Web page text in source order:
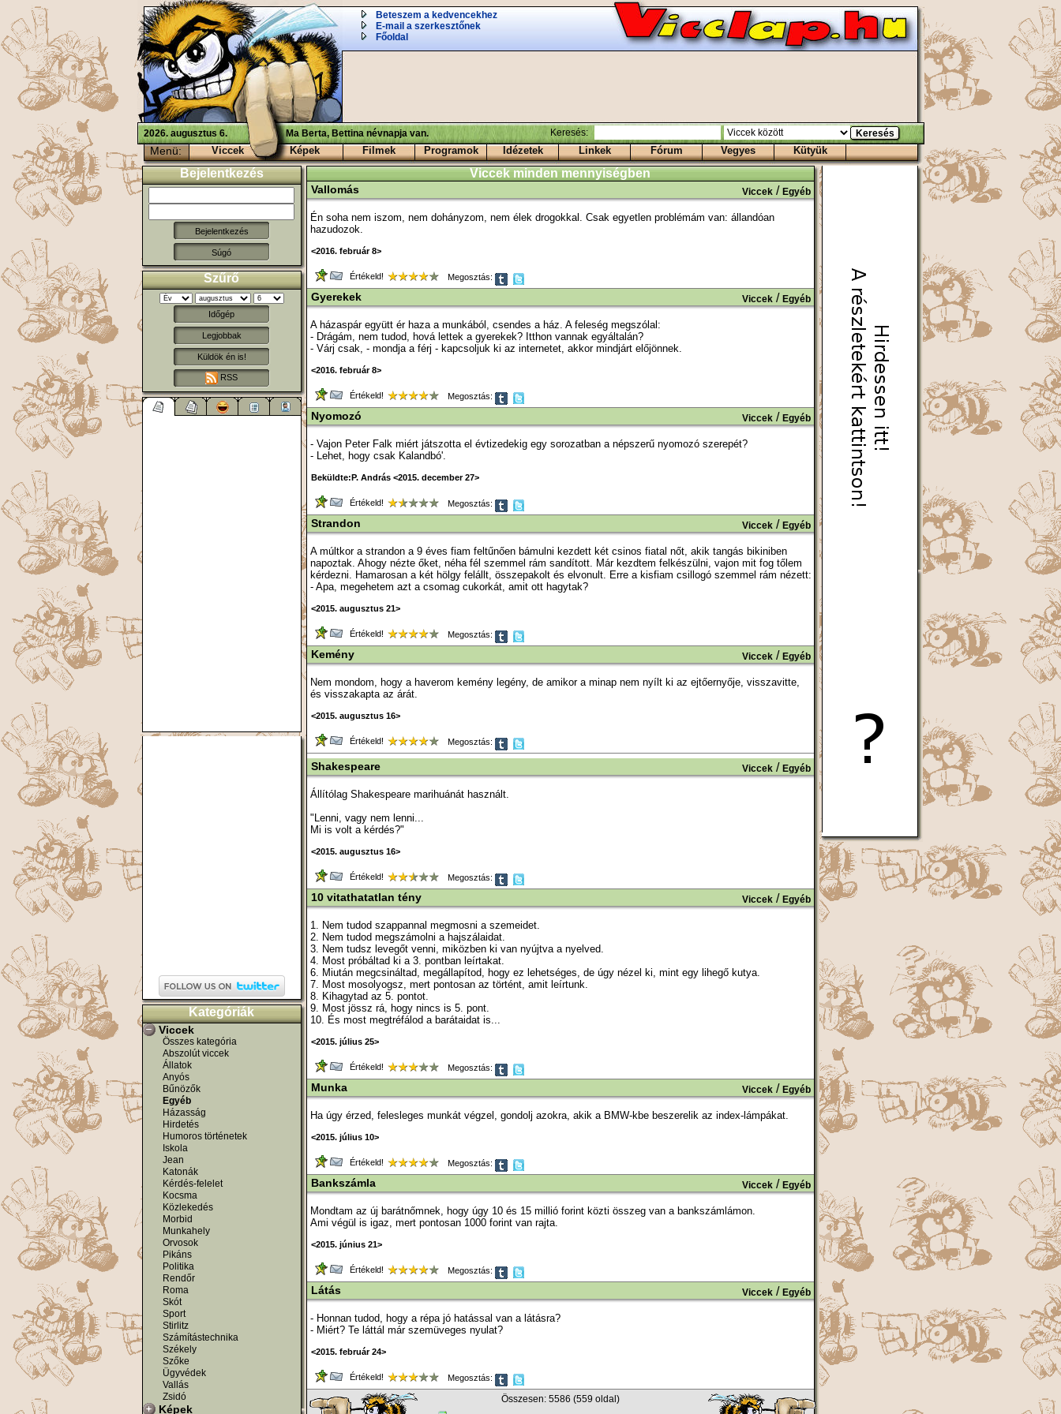
Beteszem a kedvencekhez
E-mail a szerkesztőnek
Főoldal
2026. augusztus 6. Ma Berta, Bettina névnapja van. Keresés:
Menü: Viccek Képek Filmek Programok Idézetek Linkek Fórum Vegyes Kütyük
Bejelentkezés
Súgó
Szűrő
Időgép
Legjobbak
Küldök én is!
RSS
Kategóriák
Viccek
Összes kategória
Abszolút viccek
Állatok
Anyós
Bűnözők
Egyéb
Házasság
Hirdetés
Humoros történetek
Iskola
Jean
Katonák
Kérdés-felelet
Kocsma
Közlekedés
Morbid
Munkahely
Orvosok
Pikáns
Politika
Rendőr
Roma
Skót
Sport
Stirlitz
Számítástechnika
Székely
Szőke
Ügyvédek
Vallás
Zsidó
Képek
Viccek minden mennyiségben
Vallomás Viccek/ Egyéb
Én soha nem iszom, nem dohányzom, nem élek drogokkal. Csak egyetlen problémám van: állandóan
hazudozok.
<2016. február 8>
Értékeld! Megosztás:
Gyerekek Viccek/ Egyéb
A házaspár együtt ér haza a munkából, csendes a ház. A feleség megszólal:
- Drágám, nem tudod, hová lettek a gyerekek? Itthon vannak egyáltalán?
- Várj csak, - mondja a férj - kapcsoljuk ki az internetet, akkor mindjárt előjönnek.
<2016. február 8>
Értékeld! Megosztás:
Nyomozó Viccek/ Egyéb
- Vajon Peter Falk miért játszotta el évtizedekig egy sorozatban a népszerű nyomozó szerepét?
- Lehet, hogy csak Kalandbó'.
Beküldte:P. András <2015. december 27>
Értékeld! Megosztás:
Strandon Viccek/ Egyéb
A múltkor a strandon a 9 éves fiam feltűnően bámulni kezdett két csinos fiatal nőt, akik tangás bikiniben
napoztak. Ahogy nézte őket, néha fél szemmel rám sandított. Már kezdtem felkészülni, vajon mit fog tőlem
kérdezni. Hamarosan a két hölgy felállt, összepakolt és elvonult. Erre a kisfiam csillogó szemmel rám nézett:
- Apa, megehetem azt a csomag cukorkát, amit ott hagytak?
<2015. augusztus 21>
Értékeld! Megosztás:
Kemény Viccek/ Egyéb
Nem mondom, hogy a haverom kemény legény, de amikor a minap nem nyílt ki az ejtőernyője, visszavitte,
és visszakapta az árát.
<2015. augusztus 16>
Értékeld! Megosztás:
Shakespeare Viccek/ Egyéb
Állítólag Shakespeare marihuánát használt.
"Lenni, vagy nem lenni...
Mi is volt a kérdés?"
<2015. augusztus 16>
Értékeld! Megosztás:
10 vitathatatlan tény Viccek/ Egyéb
1. Nem tudod szappannal megmosni a szemeidet.
2. Nem tudod megszámolni a hajszálaidat.
3. Nem tudsz levegőt venni, miközben ki van nyújtva a nyelved.
4. Most próbáltad ki a 3. pontban leírtakat.
6. Miután megcsináltad, megállapítod, hogy ez lehetséges, de úgy nézel ki, mint egy lihegő kutya.
7. Most mosolyogsz, mert pontosan az történt, amit leírtunk.
8. Kihagytad az 5. pontot.
9. Most jössz rá, hogy nincs is 5. pont.
10. És most megtréfálod a barátaidat is...
<2015. július 25>
Értékeld! Megosztás:
Munka Viccek/ Egyéb
Ha úgy érzed, felesleges munkát végzel, gondolj azokra, akik a BMW-kbe beszerelik az index-lámpákat.
<2015. július 10>
Értékeld! Megosztás:
Bankszámla Viccek/ Egyéb
Mondtam az új barátnőmnek, hogy úgy 10 és 15 millió forint közti összeg van a bankszámlámon.
Ami végül is igaz, mert pontosan 1000 forint van rajta.
<2015. június 21>
Értékeld! Megosztás:
Látás Viccek/ Egyéb
- Honnan tudod, hogy a répa jó hatással van a látásra?
- Miért? Te láttál már szemüveges nyulat?
<2015. február 24>
Értékeld! Megosztás:
Összesen: 5586 (559 oldal)